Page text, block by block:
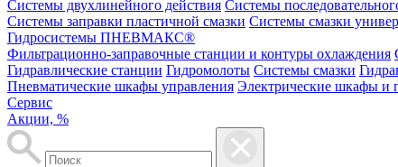
Системы двухлинейного действия Системы
Системы заправки пластичной смазки Системы смазки
Гидросистемы ПНЕВМАКС®
Фильтрационно-заправочные станции и контуры охлаждения
Гидравлические станции Гидромолоты Системы смазки
Пневматические шкафы управления Электрические шкафы и
Сервис
Акции, %